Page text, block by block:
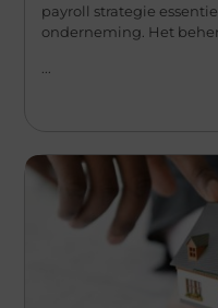
payroll strategie
onderneming. Het